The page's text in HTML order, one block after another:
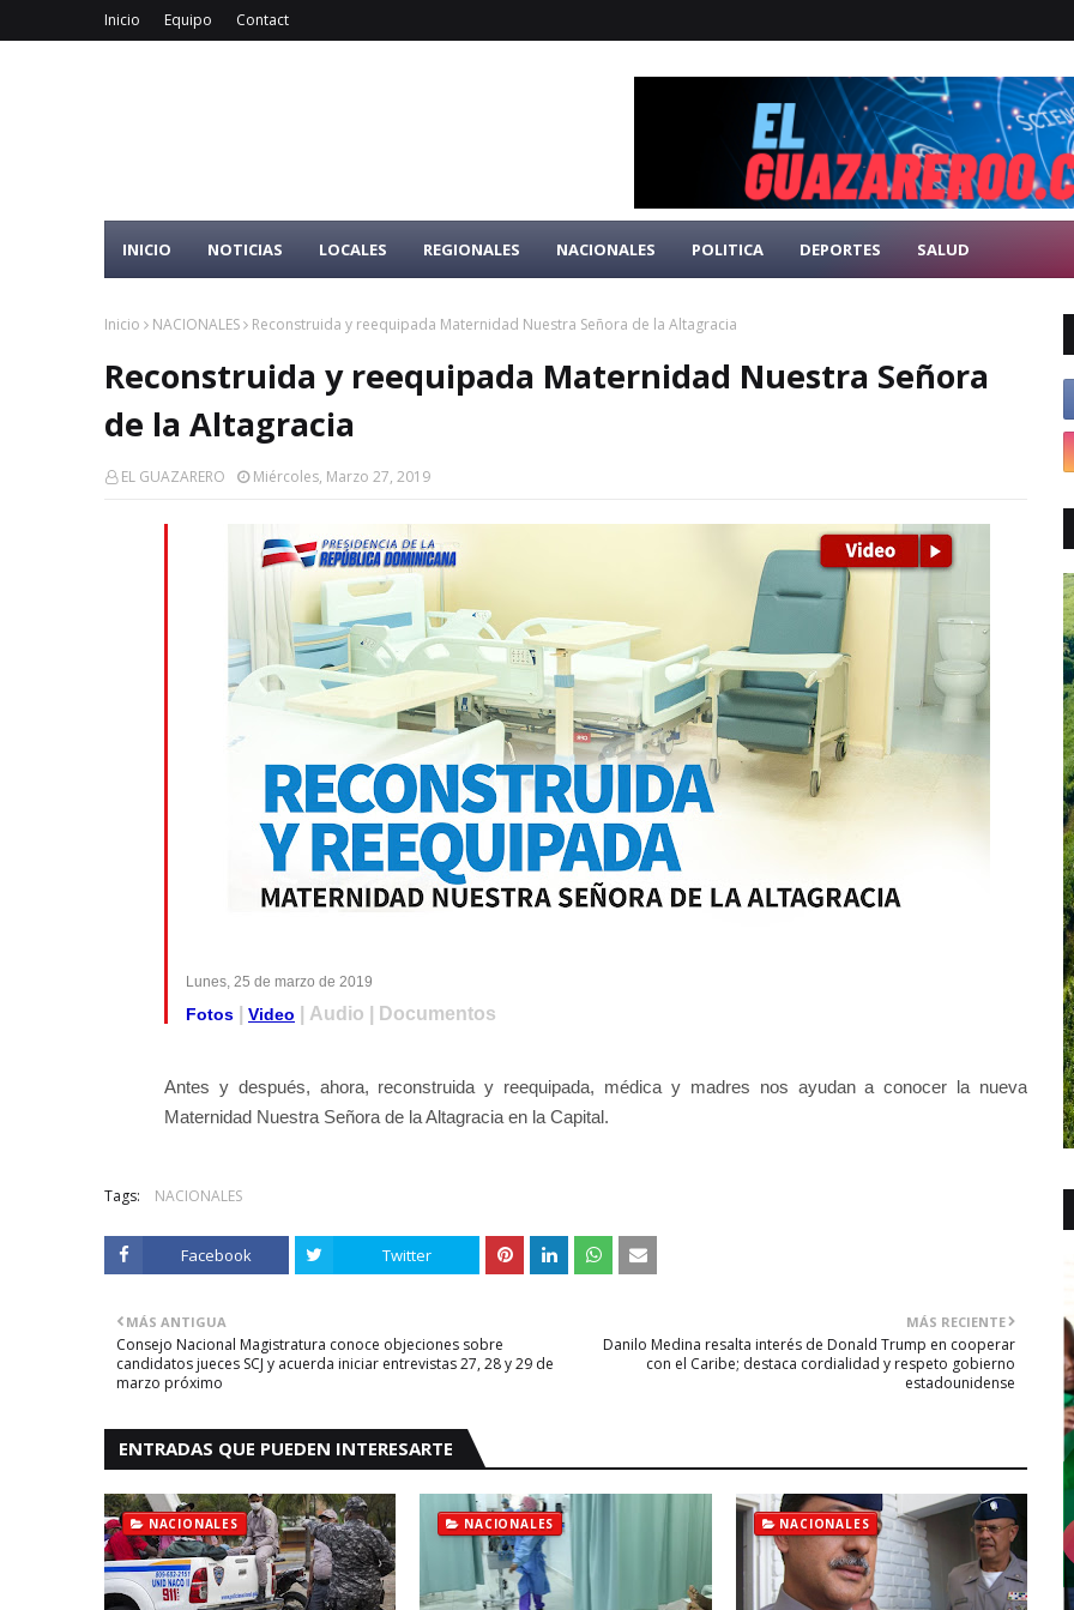
Inicio Equipo Contact
INICIO NOTICIAS LOCALES REGIONALES NACIONALES POLITICA DEPORTES SALUD
Inicio NACIONALES Reconstruida y reequipada Maternidad Nuestra Señora de la Altagracia
Reconstruida y reequipada Maternidad Nuestra Señora
de la Altagracia
EL GUAZARERO Miércoles, Marzo 27, 2019
Lunes, 25 de marzo de 2019
Fotos Video | Audio | Documentos
Antes y después, ahora, reconstruida y reequipada, médica y madres nos ayudan a conocer la nueva
Maternidad Nuestra Señora de la Altagracia en la Capital.
Tags: NACIONALES
Facebook Twitter
MÁS RECIENTE
Danilo Medina resalta interés de Donald Trump en cooperar
con el Caribe; destaca cordialidad y respeto gobierno
estadounidense
MÁS ANTIGUA
Consejo Nacional Magistratura conoce objeciones sobre
candidatos jueces SCJ y acuerda iniciar entrevistas 27, 28 y 29 de
marzo próximo
ENTRADAS QUE PUEDEN INTERESARTE
NACIONALES NACIONALES NACIONALES